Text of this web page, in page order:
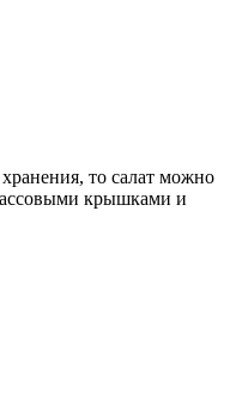
то салат можно
крышками и